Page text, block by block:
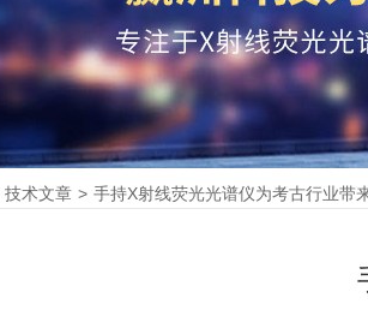
技术文章 > 手持X射线荧光光谱仪为考古行业带